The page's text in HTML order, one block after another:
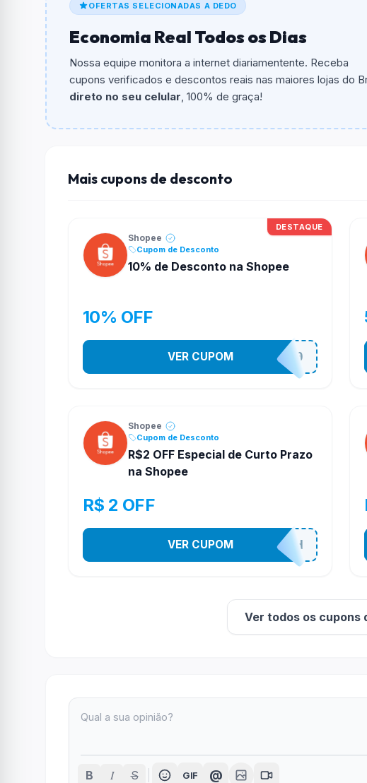
O valor minimo de compra é R$ 25,00.
Qual é o desconto máximo?
Não informado ou sem limite.
OFERTAS SELECIONADAS A DEDO
Economia Real Todos os Dias
Nossa equipe monitora a internet diariamentente. Receba
cupons verificados e descontos reais nas maiores lojas do
direto no seu celular, 100% de graça!
Mais cupons de desconto
DESTAQUE
Shopee
Cupom de Desconto
10% de Desconto na Shopee
10% OFF
OFERTAS10
VER CUPOM
Shopee
Cupom de Desconto
R$2 OFF Especial de Curto Prazo
na Shopee
R$ 2 OFF
VNOXHEDSH
VER CUPOM
Ver todos os cupons
B I S GIF @